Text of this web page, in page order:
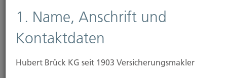
1. Name, Anschrift und
Kontaktdaten
Hubert Brück KG seit 1903 Versicherungsmakler